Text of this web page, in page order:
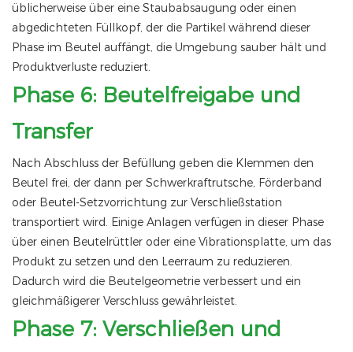
üblicherweise über eine Staubabsaugung oder einen
abgedichteten Füllkopf, der die Partikel während dieser
Phase im Beutel auffängt, die Umgebung sauber hält und
Produktverluste reduziert.
Phase 6: Beutelfreigabe und
Transfer
Nach Abschluss der Befüllung geben die Klemmen den
Beutel frei, der dann per Schwerkraftrutsche, Förderband
oder Beutel-Setzvorrichtung zur Verschließstation
transportiert wird. Einige Anlagen verfügen in dieser Phase
über einen Beutelrüttler oder eine Vibrationsplatte, um das
Produkt zu setzen und den Leerraum zu reduzieren.
Dadurch wird die Beutelgeometrie verbessert und ein
gleichmäßigerer Verschluss gewährleistet.
Phase 7: Verschließen und